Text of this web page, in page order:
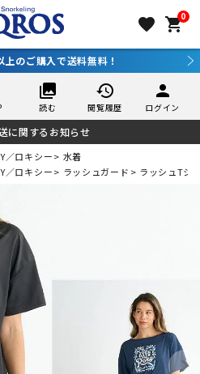
favorite 0
shopping_cart
のご購入で送料無料！
collections
読む
history
閲覧履歴
person
ログイン
に関するお知らせ
／ロキシー
水着
／ロキシー ラッシュガード ラッシュTシ